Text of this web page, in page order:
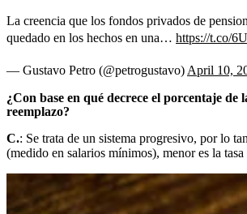
La creencia que los fondos privados de
quedado en los hechos en una… https://t.co/
— Gustavo Petro (@petrogustavo) April 10,
¿Con base en qué decrece el porcentaje de
reemplazo?
C.: Se trata de un sistema progresivo, por lo
(medido en salarios mínimos), menor es la